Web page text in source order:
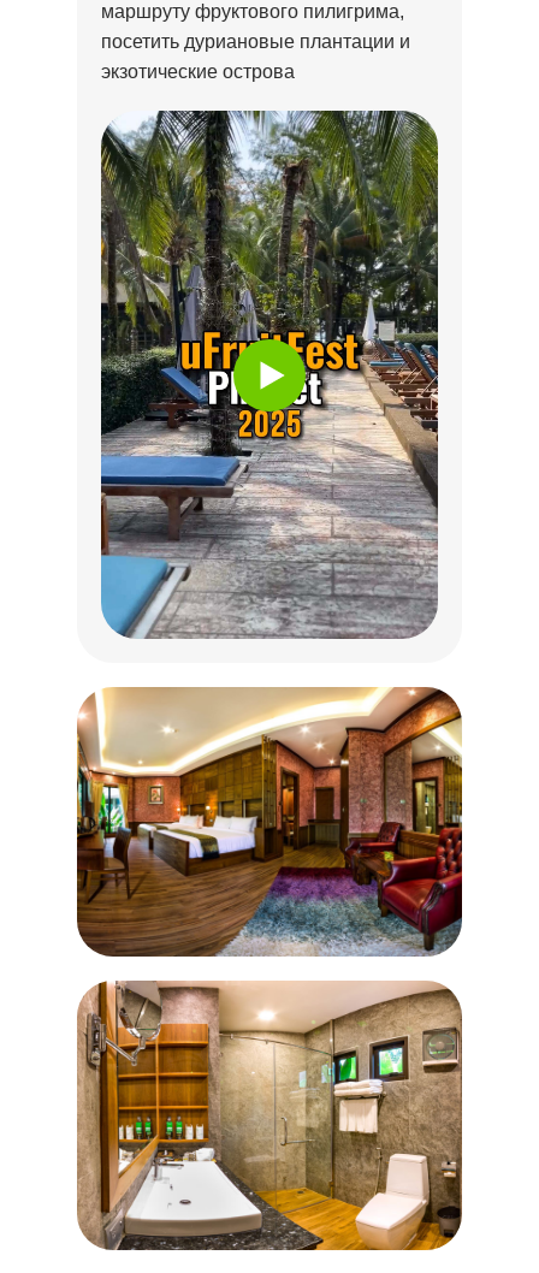
маршруту фруктового пилигрима,
посетить дуриановые плантации и
экзотические острова